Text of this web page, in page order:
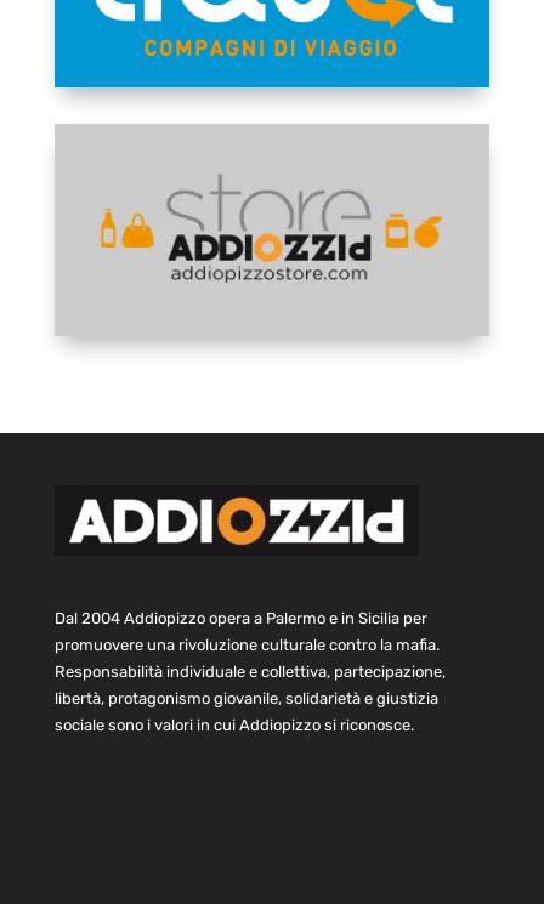
Dal 2004 Addiopizzo opera a Palermo e in Sicilia per
promuovere una rivoluzione culturale contro la mafia.
Responsabilità individuale e collettiva, partecipazione,
libertà, protagonismo giovanile, solidarietà e giustizia
sociale sono i valori in cui Addiopizzo si riconosce.